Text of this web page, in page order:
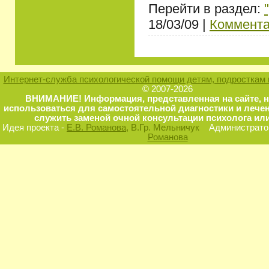
Перейти в раздел:
18/03/09 |
Интернет-служба психологической помощи детям, подросткам
© 2007-2026
ВНИМАНИЕ! Информация, представленная на сайте,
использоваться для самостоятельной диагностики и
служить заменой очной консультации психолога
Идея проекта - Е.В. Романова, В.Гр. Мельничук
Романова